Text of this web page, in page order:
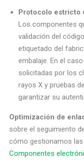
Protocolo estricto
Los componentes
validación del
etiquetado del
embalaje. En el
solicitadas por los
rayos X y pruebas
garantizar su
Optimización de
sobre el seguimiento
cómo gestionamos
Componentes